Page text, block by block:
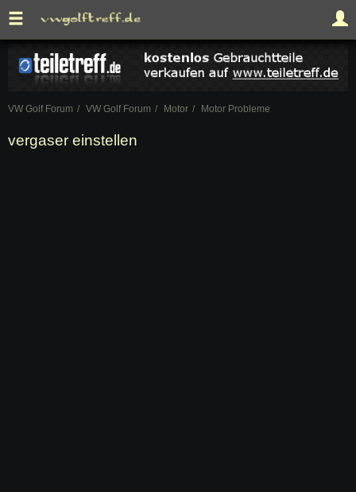
VW Golf Forum VW Golf Forum Motor Motor Probleme
vergaser einstellen